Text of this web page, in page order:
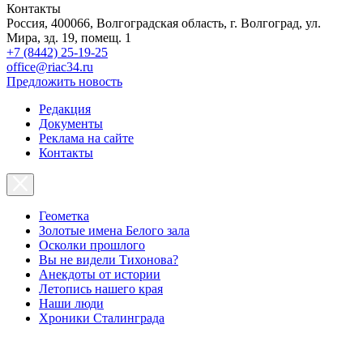
Контакты
Россия, 400066, Волгоградская область, г. Волгоград, ул.
Мира, зд. 19, помещ. 1
+7 (8442) 25-19-25
office@riac34.ru
Предложить новость
Редакция
Документы
Реклама на сайте
Контакты
Геометка
Золотые имена Белого зала
Осколки прошлого
Вы не видели Тихонова?
Анекдоты от истории
Летопись нашего края
Наши люди
Хроники Сталинграда